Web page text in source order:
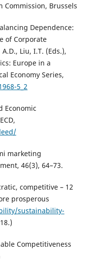
Commission, Brussels
Dependence:
of Corporate
Liu, I.T. (Eds.),
Europe in a
Economy Series,
5_2
Economic
marketing
46(3), 64–73.
competitive – 12
prosperous
sustainability-
Competitiveness